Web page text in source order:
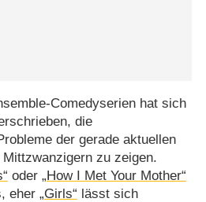
Comedyserien hat sich
die
der gerade aktuellen
zu zeigen.
oder „How I Met Your Mother“
eher „Girls“ lässt sich